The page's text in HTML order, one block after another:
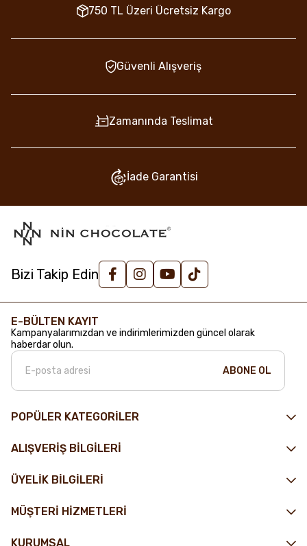
750 TL Üzeri Ücretsiz Kargo
Güvenli Alışveriş
Zamanında Teslimat
İade Garantisi
Bizi Takip Edin
POPÜLER KATEGORİLER
ALIŞVERİŞ BİLGİLERİ
ÜYELİK BİLGİLERİ
MÜŞTERİ HİZMETLERİ
KURUMSAL
E-BÜLTEN KAYIT
Kampanyalarımızdan ve indirimlerimizden güncel olarak
haberdar olun.
ABONE OL